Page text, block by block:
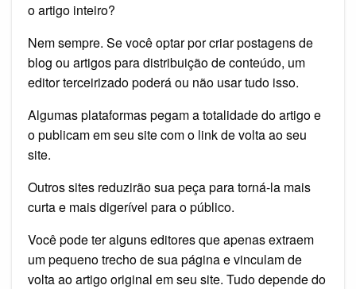
o artigo inteiro?
Nem sempre. Se você optar por criar postagens de
blog ou artigos para distribuição de conteúdo, um
editor terceirizado poderá ou não usar tudo isso.
Algumas plataformas pegam a totalidade do artigo e
o publicam em seu site com o link de volta ao seu
site.
Outros sites reduzirão sua peça para torná-la mais
curta e mais digerível para o público.
Você pode ter alguns editores que apenas extraem
um pequeno trecho de sua página e vinculam de
volta ao artigo original em seu site. Tudo depende do